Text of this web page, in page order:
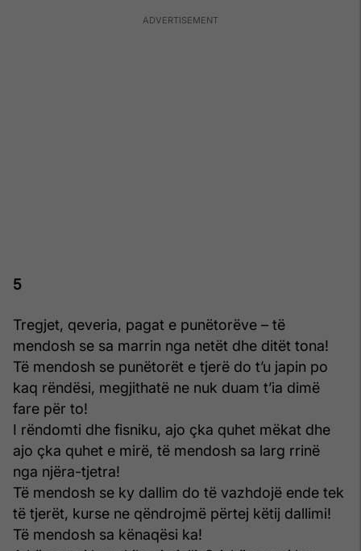
5
Tregjet, qeveria, pagat e punëtorëve – të
mendosh se sa marrin nga netët dhe ditët tona!
Të mendosh se punëtorët e tjerë do t’u japin po
kaq rëndësi, megjithatë ne nuk duam t’ia dimë
fare për to!
I rëndomti dhe fisniku, ajo çka quhet mëkat dhe
ajo çka quhet e mirë, të mendosh sa larg rrinë
nga njëra-tjetra!
Të mendosh se ky dallim do të vazhdojë ende tek
të tjerët, kurse ne qëndrojmë përtej këtij dallimi!
Të mendosh sa kënaqësi ka!